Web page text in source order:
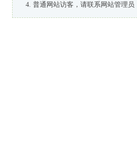
普通网站访客，请联系网站管理员